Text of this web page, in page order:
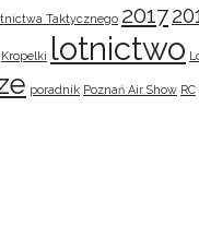
Taktycznego 2017
Kropelki lotnictwo
poradnik Poznań Air Show RC